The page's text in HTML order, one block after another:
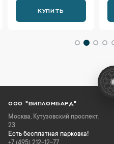
КУПИТЬ
ООО "ВИПЛОМБАРД"
Москва, Кутузовский проспект,
23
Есть бесплатная парковка!